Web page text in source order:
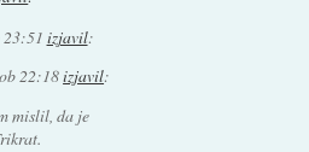
23:51 izjavil:
22:18izjavil:
mislil, da je